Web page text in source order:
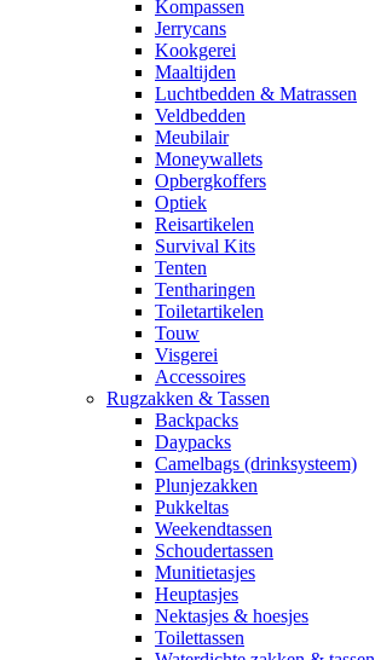
Kompassen
Jerrycans
Kookgerei
Maaltijden
Luchtbedden & Matrassen
Veldbedden
Meubilair
Moneywallets
Opbergkoffers
Optiek
Reisartikelen
Survival Kits
Tenten
Tentharingen
Toiletartikelen
Touw
Visgerei
Accessoires
Rugzakken & Tassen
Backpacks
Daypacks
Camelbags (drinksysteem)
Plunjezakken
Pukkeltas
Weekendtassen
Schoudertassen
Munitietasjes
Heuptasjes
Nektasjes & hoesjes
Toilettassen